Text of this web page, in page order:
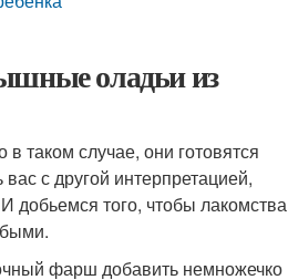
оладьи из
таком случае, они готовятся
с другой интерпретацией,
добьемся того, чтобы лакомства
фарш добавить немножечко